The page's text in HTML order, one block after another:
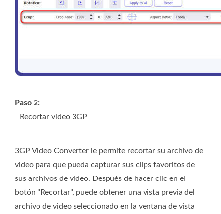
Paso 2:
Recortar vídeo 3GP
3GP Video Converter le permite recortar su archivo de
video para que pueda capturar sus clips favoritos de
sus archivos de video. Después de hacer clic en el
botón "Recortar", puede obtener una vista previa del
archivo de video seleccionado en la ventana de vista